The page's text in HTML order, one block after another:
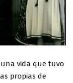
vida que tuvo
propias de